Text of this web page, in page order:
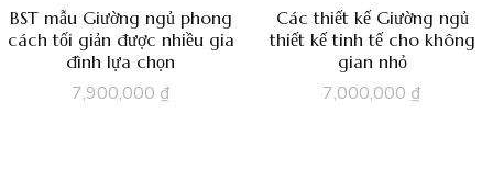
BST mẫu Giường ngủ phong
cách tối giản được nhiều gia
đình lựa chọn
7,900,000 ₫
Các thiết kế Giường ngủ
thiết kế tinh tế cho không
gian nhỏ
7,000,000 ₫